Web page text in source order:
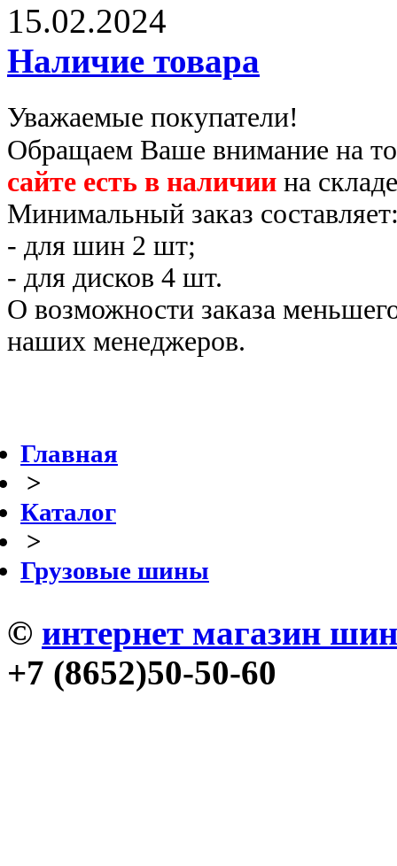
15.02.2024
Наличие товара
Уважаемые покупатели!
Обращаем Ваше внимание на
сайте есть в наличии на
Минимальный заказ
- для шин 2 шт;
- для дисков 4 шт.
О возможности заказа
наших менеджеров.
Главная
>
Каталог
>
Грузовые шины
© интернет магазин шин
+7 (8652)50-50-60